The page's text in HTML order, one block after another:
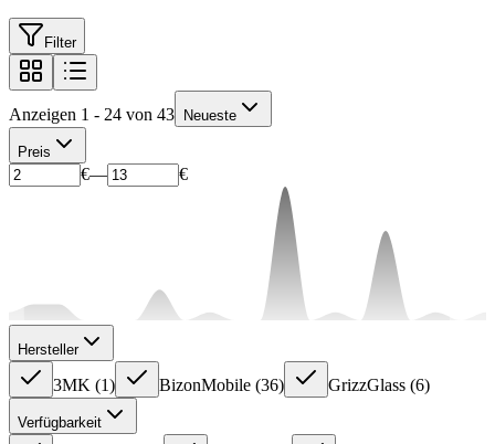
Filter
Anzeigen 1 - 24 von 43 Neueste
Preis
€— €
Hersteller
3MK (1) BizonMobile (36) GrizzGlass (6)
Verfügbarkeit